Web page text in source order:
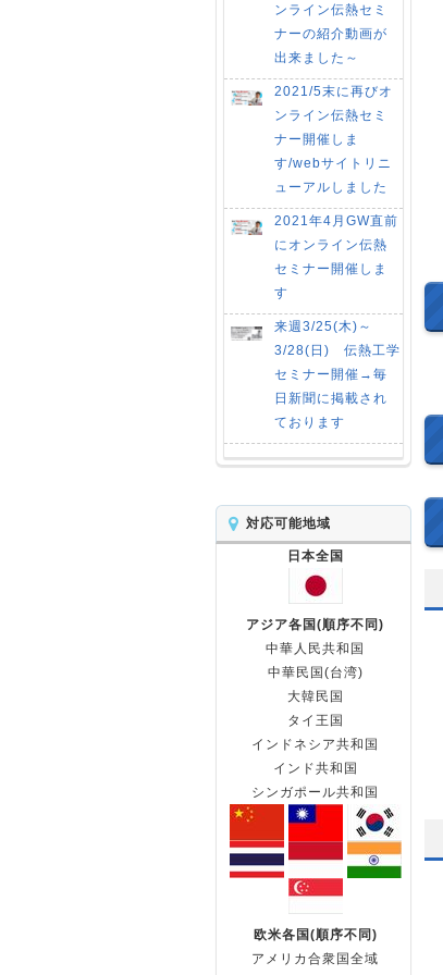
ンライン伝熱セミ
ナーの紹介動画が
出来ました～
2021/5末に再びオ
ンライン伝熱セミ
ナー開催しま
す/webサイトリニ
ューアルしました
2021年4月GW直前
にオンライン伝熱
セミナー開催しま
す
来週3/25(木)～
3/28(日) 伝熱工学
セミナー開催→毎
日新聞に掲載され
ております
対応可能地域
日本全国
アジア各国(順序不同)
中華人民共和国
中華民国(台湾)
大韓民国
タイ王国
インドネシア共和国
インド共和国
シンガポール共和国
欧米各国(順序不同)
アメリカ合衆国全域